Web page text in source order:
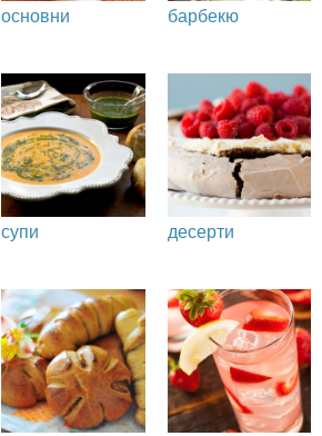
основни барбекю
супи десерти